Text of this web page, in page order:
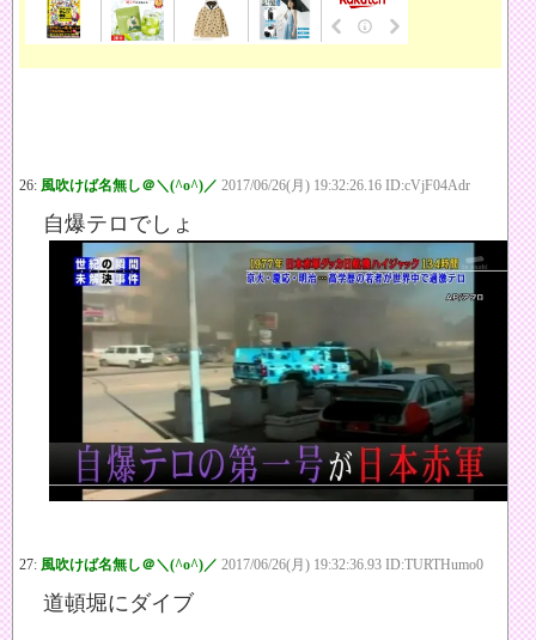
26: 風吹けば名無し＠＼(^o^)／ 2017/06/26(月) 19:32:26.16 ID:cVjF04Adr
自爆テロでしょ
27: 風吹けば名無し＠＼(^o^)／ 2017/06/26(月) 19:32:36.93 ID:TURTHumo0
道頓堀にダイブ